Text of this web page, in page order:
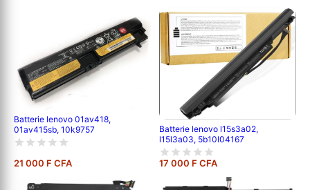
Batterie lenovo 01av418,
01av415sb, 10k9757
21 000 F CFA
Batterie lenovo l15s3a02,
l15l3a03, 5b10l04167
17 000 F CFA